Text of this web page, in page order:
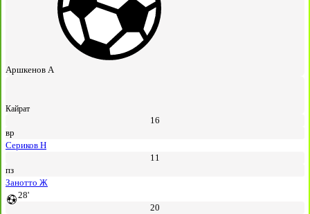
Аршкенов А
Кайрат
16
вр
Сериков Н
11
пз
Занотто Ж
28'
20